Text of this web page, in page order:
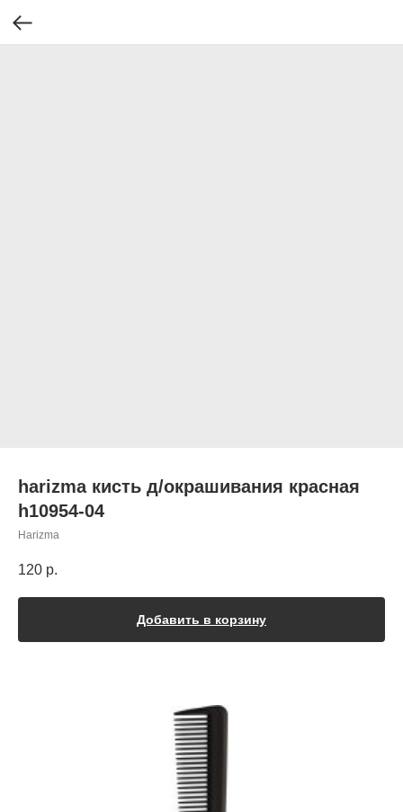
harizma кисть д/окрашивания красная
h10954-04
Harizma
120 р.
Добавить в корзину